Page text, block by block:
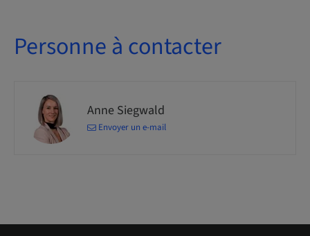
Personne à contacter
Anne Siegwald
Envoyer un e-mail